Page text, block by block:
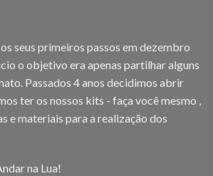
seus primeiros passos em dezembro
o objetivo era apenas partilhar alguns
Passados 4 anos decidimos abrir
ter os nossos kits - faça você mesmo ,
e materiais para a realização dos
na Lua!